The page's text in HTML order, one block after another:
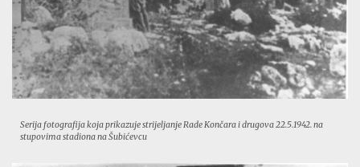
Serija fotografija koja prikazuje strijeljanje Rade Končara i drugova 22.5.1942. na
stupovima stadiona na Šubićevcu